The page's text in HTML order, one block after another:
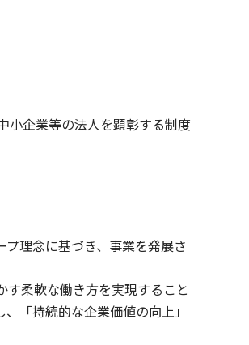
小企業等の法人を顕彰する制度
理念に基づき、事業を発展さ
柔軟な働き方を実現すること
「持続的な企業価値の向上」